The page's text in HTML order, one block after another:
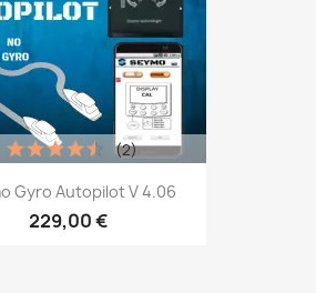
Gyro Autopilot V 4.06
229,00 €
(2)